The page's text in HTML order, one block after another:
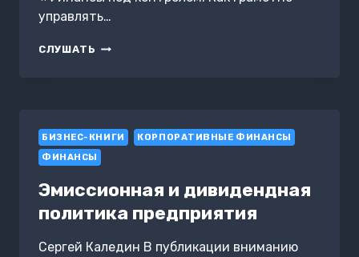
управлять…
СЛУШАТЬ ФИНАНСЫ
ДЕНЬГАМИ
КОМПАНИИ
БИЗНЕС-КНИГИ
КОРПОРАТИВНЫЕ ФИНАНСЫ
ФИНАНСЫ
Эмиссионная и дивидендная
политика предприятия
Сергей Каледин В публикации вниманию